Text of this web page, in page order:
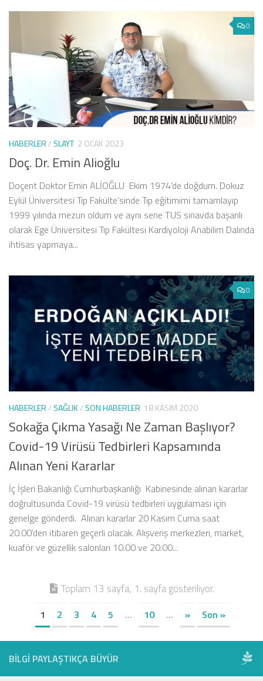
0
HABERLER/ SLAYT 2 OCAK 2023
Doç. Dr. Emin Alioğlu
Doçent Doktor Emin ALİOĞLU Ekim 1974’de doğdum. Dokuz
Eylül Üniversitesi Tıp Fakülte’sinde Tıp eğitimimi tamamlayıp
1999 yılında mezun oldum ve aynı sene TUS sınavda başarılı
olarak Ege Üniversitesi Tıp Fakültesi Kardiyoloji Anabilim Dalında
ihtisas yapmaya...
0
HABERLER/ SAĞLIK/ SON HABERLER 18 KASIM 2020
Sokağa Çıkma Yasağı Ne Zaman Başlıyor?
Covid-19 Virüsü Tedbirleri Kapsamında
Alınan Yeni Kararlar
İç İşleri Bakanlığı Cumhurbaşkanlığı Kabinesinde alınan kararlar
doğrultusunda Covid-19 virüsü tedbirleri uygulaması için
genelge gönderdi. Alınan kararlar 20 Kasım Cuma saat
20.00’den itibaren geçerli olacak. Alışveriş merkezleri, market,
kuaför ve güzellik salonları 10.00 ve 20.00...
Toplam 13 sayfa, 1. sayfa gösteriliyor.
1 2 3 4 5 ... 10 ... » Son »
BILGI PAYLAŞTIKÇA BÜYÜR